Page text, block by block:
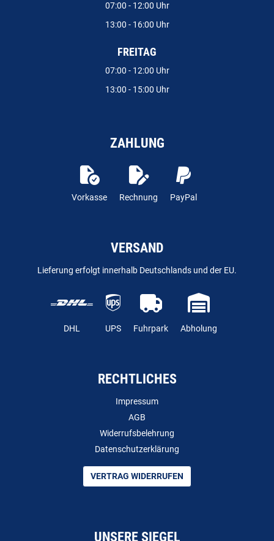
07:00 - 12:00 Uhr
13:00 - 16:00 Uhr
FREITAG
07:00 - 12:00 Uhr
13:00 - 15:00 Uhr
ZAHLUNG
Vorkasse Rechnung PayPal
VERSAND
Lieferung erfolgt innerhalb Deutschlands und der EU.
DHL UPS Fuhrpark Abholung
RECHTLICHES
Impressum
AGB
Widerrufsbelehrung
Datenschutzerklärung
VERTRAG WIDERRUFEN
UNSERE SIEGEL